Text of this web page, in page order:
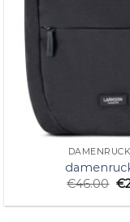
€46.00 €